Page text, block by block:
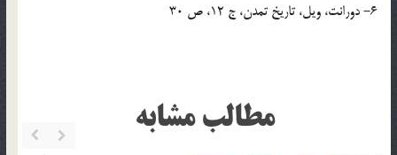
6- دورانت، ويل، تاريخ تمدن، ج 12، ص 30
مطالب مشابه